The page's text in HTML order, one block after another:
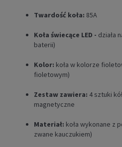
Twardość koła: 85A
Koła świecące LED - działa
baterii)
Kolor: koła w kolorze
fioletowym)
Zestaw zawiera: 4 sztuki
magnetyczne
Materiał: koła wykonane z
zwane kauczukiem)